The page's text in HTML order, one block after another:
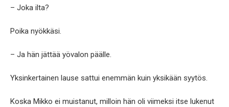
– Joka ilta?
Poika nyökkäsi.
– Ja hän jättää yövalon päälle.
Yksinkertainen lause sattui enemmän kuin yksikään syytös.
Koska Mikko ei muistanut, milloin hän oli viimeksi itse lukenut